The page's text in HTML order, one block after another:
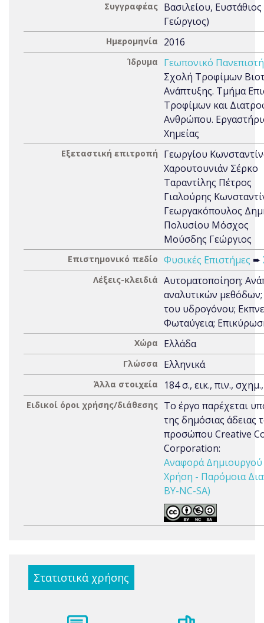
Συγγραφέας Βασιλείου,
Γεώργιος)
Ημερομηνία 2016
Ίδρυμα
Γεωπονικό
Σχολή Τροφίμων
Ανάπτυξης. Τμήμα
Τροφίμων και
Ανθρώπου.
Χημείας
Εξεταστική επιτροπή
Γεωργίου
Χαρουτουνιάν Σέρκο
Ταραντίλης Πέτρος
Γιαλούρης
Γεωργακόπουλος
Πολυσίου Μόσχος
Μούσδης Γεώργιος
Επιστημονικό πεδίο Φυσικές Επιστήμες ➨
Λέξεις-κλειδιά Αυτοματοποίηση;
αναλυτικών μεθόδων;
του υδρογόνου;
Φωταύγεια;
Χώρα Ελλάδα
Γλώσσα Ελληνικά
Άλλα στοιχεία 184 σ., εικ., πιν.,
Ειδικοί όροι χρήσης/διάθεσης Το έργο παρέχεται
της δημόσιας άδειας
προσώπου Creative
Corporation:
Αναφορά
Χρήση - Παρόμοια
BY-NC-SA)
Στατιστικά χρήσης